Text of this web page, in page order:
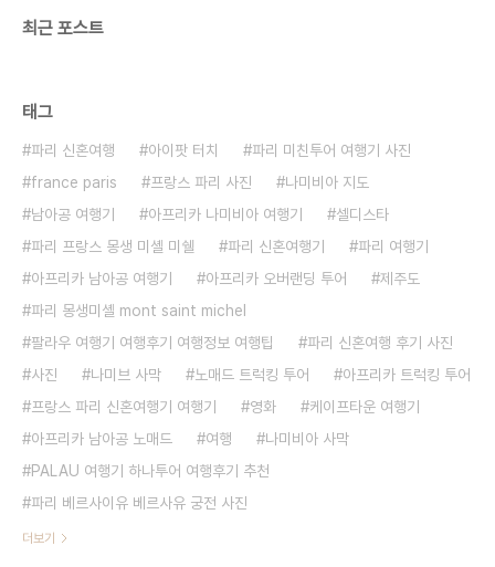
최근 포스트
태그
파리 신혼여행 아이팟 터치
파리 미친투어 여행기 사진
france paris
프랑스 파리 사진
나미비아 지도
남아공 여행기
아프리카 나미비아 여행기
셀디스타
파리 프랑스 몽생 미셸 미쉘
파리 신혼여행기
파리 여행기
아프리카 남아공 여행기
아프리카 오버랜딩 투어
제주도
파리 몽생미셸 mont saint michel
팔라우 여행기 여행후기 여행정보 여행팁
파리 신혼여행 후기 사진
사진
나미브 사막 노매드 트럭킹 투어
아프리카 트럭킹 투어
프랑스 파리 신혼여행기 여행기
영화
케이프타운 여행기
아프리카 남아공 노매드
여행
나미비아 사막
PALAU 여행기 하나투어 여행후기 추천
파리 베르사이유 베르사유 궁전 사진
더보기